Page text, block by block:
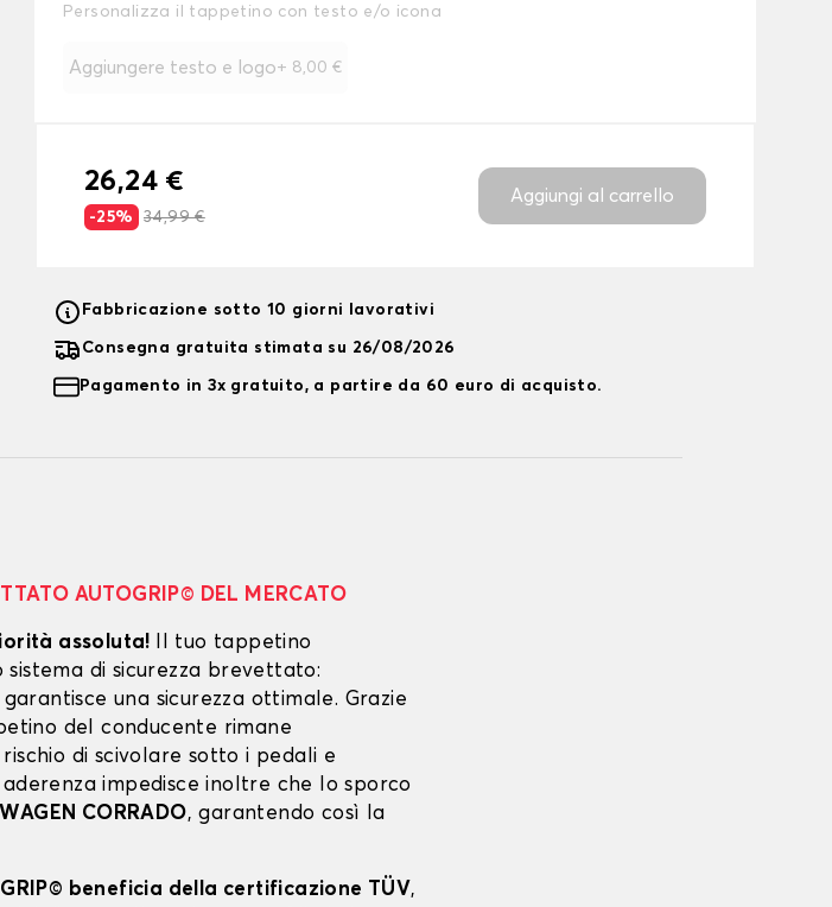
Personalizza il tappetino con testo e/o icona
Aggiungere testo e logo+ 8,00 €
26,24 €
-25% 34,99 €
Aggiungi al carrello
Fabbricazione sotto 10 giorni lavorativi
Consegna gratuita stimata su 26/08/2026
Pagamento in 3x gratuito, a partire da 60 euro di acquisto.
AUTOGRIP© DEL MERCATO
assoluta! Il tuo tappetino
di sicurezza brevettato:
una sicurezza ottimale. Grazie
del conducente rimane
di scivolare sotto i pedali e
impedisce inoltre che lo sporco
CORRADO, garantendo così la
beneficia della certificazione TÜV,